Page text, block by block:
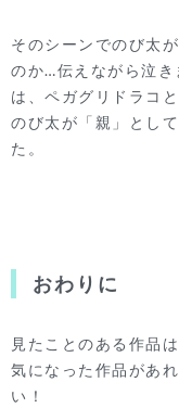
そのシーンでのび太
のか…伝えながら泣き
は、ペガグリドラコ
のび太が「親」とし
た。
おわりに
見たことのある作品
気になった作品があ
い！